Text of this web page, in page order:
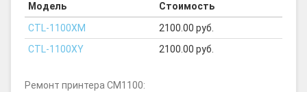
Модель
Стоимость
CTL-1100XM
2100.00 руб.
CTL-1100XY
2100.00 руб.
Ремонт принтера CM1100: